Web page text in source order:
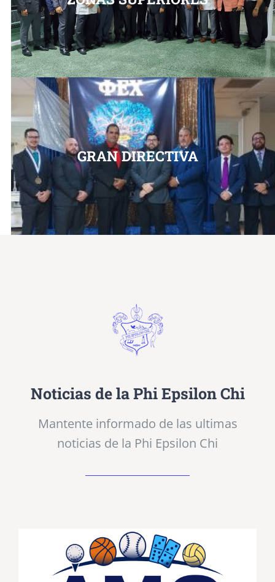
GRAN DIRECTIVA
Noticias de la Phi Epsilon Chi
Mantente informado de las ultimas
noticias de la Phi Epsilon Chi